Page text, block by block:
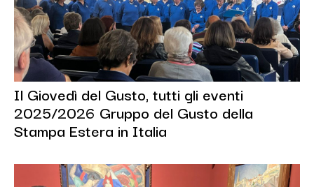
Il Giovedì del Gusto, tutti gli eventi
2025/2026 Gruppo del Gusto della
Stampa Estera in Italia